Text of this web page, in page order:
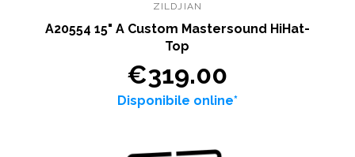
ZILDJIAN
A20554 15" A Custom Mastersound HiHat-
Top
€319.00
Disponibile online*